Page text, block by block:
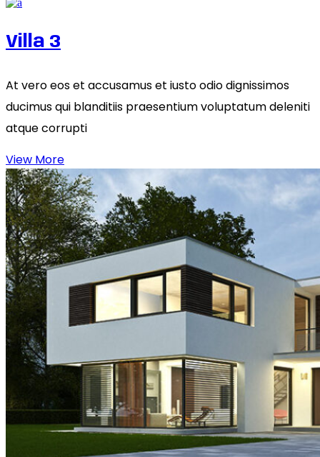
Villa 3
At vero eos et accusamus et iusto odio dignissimos
ducimus qui blanditiis praesentium voluptatum deleniti
atque corrupti
View More